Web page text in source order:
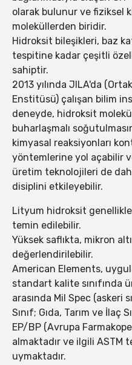
olarak bulunur ve fiziksel
moleküllerden biridir.
Hidroksit bileşikleri, baz
tespitine kadar çeşitli
sahiptir.
2013 yılında JILA'da
Enstitüsü) çalışan bilim
deneyde, hidroksit
buharlaşmalı
kimyasal reaksiyonları
yöntemlerine yol açabilir
üretim teknolojileri de
disiplini etkileyebilir.
Lityum hidroksit
temin edilebilir.
Yüksek saflıkta, mikron
değerlendirilebilir.
American Elements,
standart kalite sınıfında
arasında Mil Spec (askeri
Sınıf; Gıda, Tarım ve İlaç
EP/BP (Avrupa
almaktadır ve ilgili ASTM
uymaktadır.